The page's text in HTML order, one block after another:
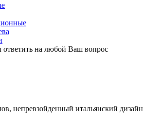
на любой Ваш вопрос
непревзойденный итальянский